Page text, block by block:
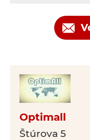
Optimall
Štúrova 5